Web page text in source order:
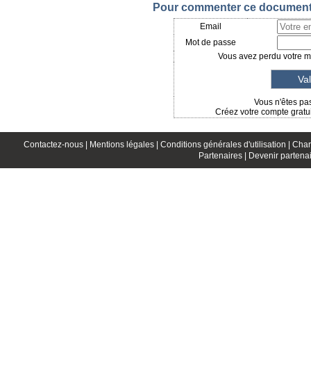
Pour commenter ce
Email
Mot de passe
Vous avez perdu votre
Vous n'êtes
Créez votre compte
Contactez-nous | Mentions légales | Conditions générales d'utilisation |
Partenaires |
Devenir